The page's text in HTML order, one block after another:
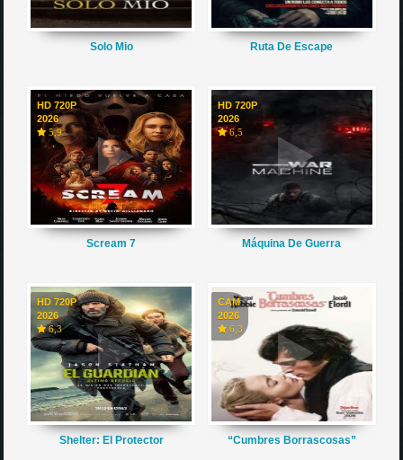
Solo Mio Ruta De Escape
HD 720P
2026
5,9
Scream 7
HD 720P
2026
6,5
Máquina De Guerra
HD 720P
2026
6,3
Shelter: El Protector
CAM
2026
6,3
“Cumbres Borrascosas”